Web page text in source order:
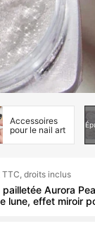
Accessoires
pour le nail art
TTC, droits inclus
Aurora
lune, effet miroir